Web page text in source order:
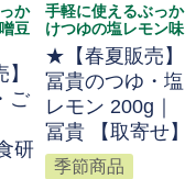
か
豆
ご
研
手軽に使えるぶっか
けつゆの塩レモン味
★【春夏販売】
冨貴のつゆ・塩
レモン 200g｜
冨貴 【取寄せ】
季節商品